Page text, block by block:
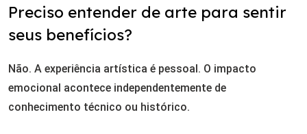
Preciso entender de arte para sentir
seus benefícios?
Não. A experiência artística é pessoal. O impacto
emocional acontece independentemente de
conhecimento técnico ou histórico.